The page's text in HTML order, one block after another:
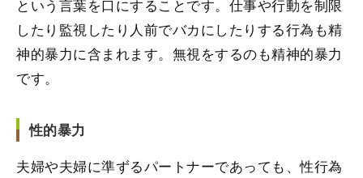
という言葉を口にすることです。仕事や行動を制限
したり監視したり人前でバカにしたりする行為も精
神的暴力に含まれます。無視をするのも精神的暴力
です。
性的暴力
夫婦や夫婦に準ずるパートナーであっても、性行為